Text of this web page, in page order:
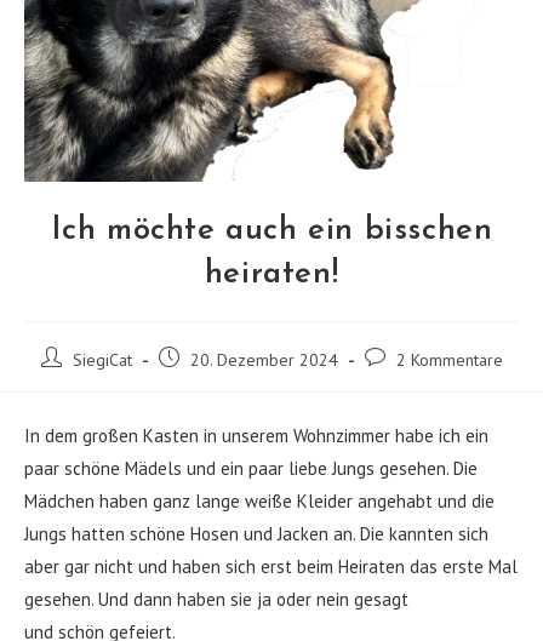
Ich möchte auch ein bisschen
heiraten!
Beitrags-SiegiCat
Beitrag20. Dezember 2024
Beitrags-2 Kommentare
In dem großen Kasten in unserem Wohnzimmer habe ich ein
paar schöne Mädels und ein paar liebe Jungs gesehen. Die
Mädchen haben ganz lange weiße Kleider angehabt und die
Jungs hatten schöne Hosen und Jacken an. Die kannten sich
aber gar nicht und haben sich erst beim Heiraten das erste Mal
gesehen. Und dann haben sie ja oder nein gesagt
und schön gefeiert.